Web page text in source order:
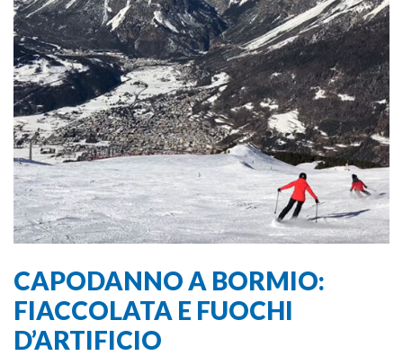
CAPODANNO A BORMIO:
FIACCOLATA E FUOCHI
D’ARTIFICIO